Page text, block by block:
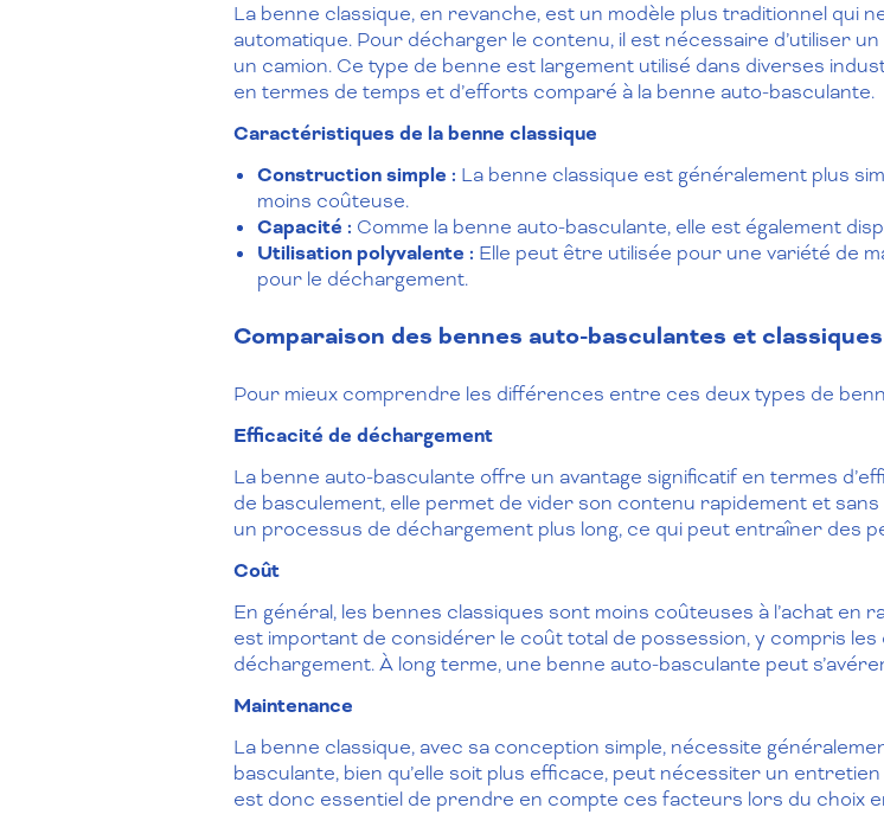
La benne classique, en revanche, est un modèle plus traditionnel qui
automatique. Pour décharger le contenu, il est nécessaire d’utiliser
un camion. Ce type de benne est largement utilisé dans diverses
en termes de temps et d’efforts comparé à la benne auto-basculante.
Caractéristiques de la benne classique
Construction simple : La benne classique est généralement plus
moins coûteuse.
Capacité : Comme la benne auto-basculante, elle est également
Utilisation polyvalente : Elle peut être utilisée pour une variété de
pour le déchargement.
Comparaison des bennes auto-basculantes et classiques
Pour mieux comprendre les différences entre ces deux types de
Efficacité de déchargement
La benne auto-basculante offre un avantage significatif en termes
de basculement, elle permet de vider son contenu rapidement et
un processus de déchargement plus long, ce qui peut entraîner des
Coût
En général, les bennes classiques sont moins coûteuses à l’achat en
est important de considérer le coût total de possession, y compris
déchargement. À long terme, une benne auto-basculante peut
Maintenance
La benne classique, avec sa conception simple, nécessite
basculante, bien qu’elle soit plus efficace, peut nécessiter un
est donc essentiel de prendre en compte ces facteurs lors du choix